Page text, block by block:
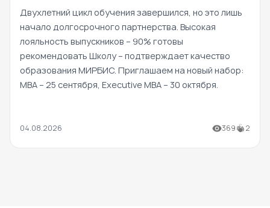
Двухлетний цикл обучения завершился, но это лишь
начало долгосрочного партнерства. Высокая
лояльность выпускников – 90% готовы
рекомендовать Школу – подтверждает качество
образования МИРБИС. Приглашаем на новый набор:
MBA – 25 сентября, Executive MBA – 30 октября.
04.08.2026 369 2